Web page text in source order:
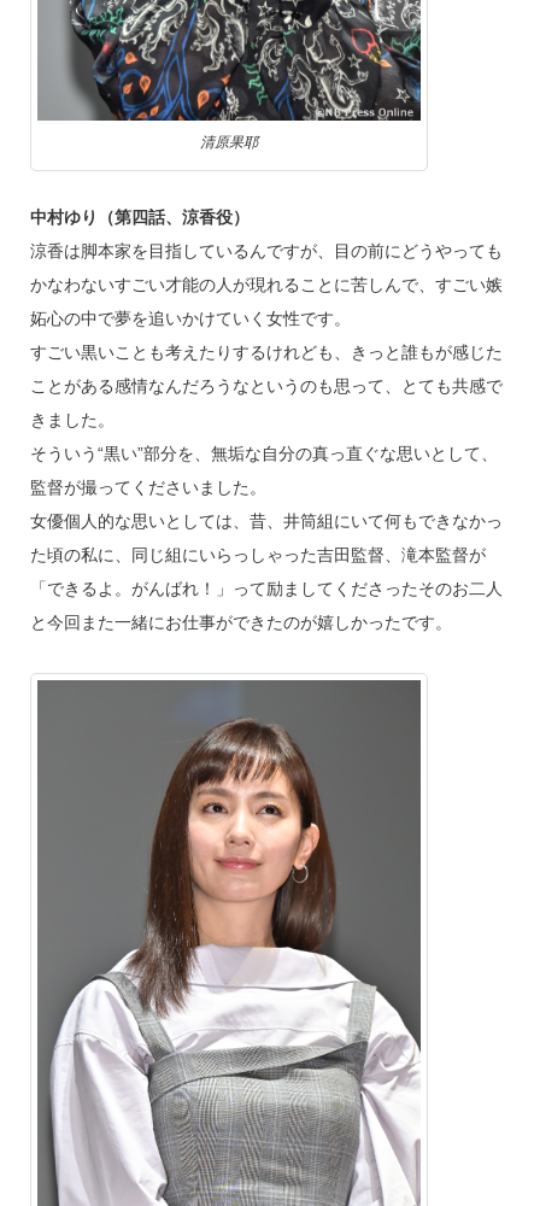
清原果耶
中村ゆり（第四話、涼香役）
涼香は脚本家を目指しているんですが、目の前にどうやっても
かなわないすごい才能の人が現れることに苦しんで、すごい嫉
妬心の中で夢を追いかけていく女性です。
すごい黒いことも考えたりするけれども、きっと誰もが感じた
ことがある感情なんだろうなというのも思って、とても共感で
きました。
そういう“黒い”部分を、無垢な自分の真っ直ぐな思いとして、
監督が撮ってくださいました。
女優個人的な思いとしては、昔、井筒組にいて何もできなかっ
た頃の私に、同じ組にいらっしゃった吉田監督、滝本監督が
「できるよ。がんばれ！」って励ましてくださったそのお二人
と今回また一緒にお仕事ができたのが嬉しかったです。